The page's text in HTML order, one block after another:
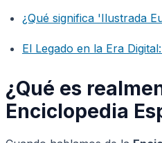
¿Qué significa 'Ilustrada
El Legado en la Era
¿Qué es
Enciclopedia